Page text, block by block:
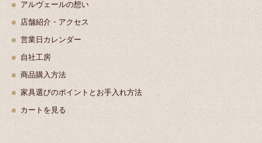
アルヴェールの想い
店舗紹介・アクセス
営業日カレンダー
自社工房
商品購入方法
家具選びのポイントとお手入れ方法
カートを見る